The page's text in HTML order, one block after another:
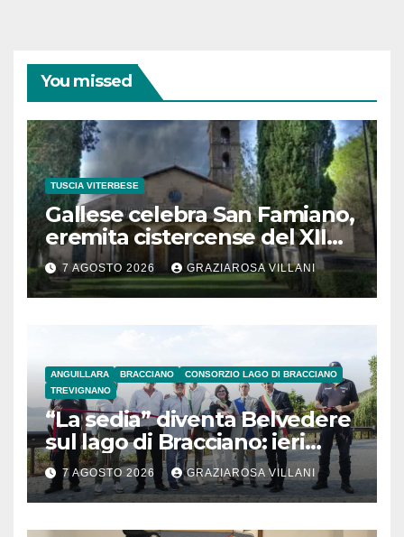
You missed
TUSCIA VITERBESE
Gallese celebra San Famiano,
eremita cistercense del XII
secolo
7 AGOSTO 2026 GRAZIAROSA VILLANI
ANGUILLARA BRACCIANO
CONSORZIO LAGO DI BRACCIANO
TREVIGNANO
“La sedia” diventa Belvedere
sul lago di Bracciano: ieri
l’inaugurazione
7 AGOSTO 2026 GRAZIAROSA VILLANI